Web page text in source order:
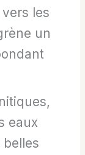
vers les
un
eaux